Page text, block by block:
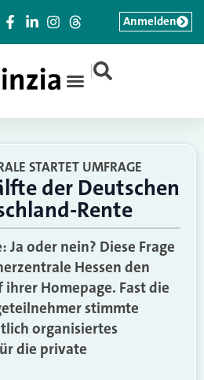
|
Anmelden
STARTET UMFRAGE
der Deutschen
Rente
Ja oder nein? Diese Frage
Hessen den
Homepage. Fast die
stimmte
organisiertes
die private